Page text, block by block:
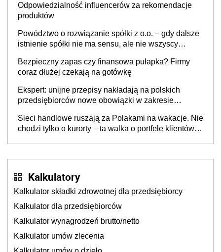
Odpowiedzialność influencerów za rekomendacje
produktów
Powództwo o rozwiązanie spółki z o.o. – gdy dalsze
istnienie spółki nie ma sensu, ale nie wszyscy
Bezpieczny zapas czy finansowa pułapka? Firmy
coraz dłużej czekają na gotówkę
Ekspert: unijne przepisy nakładają na polskich
przedsiębiorców nowe obowiązki w zakresie
Sieci handlowe ruszają za Polakami na wakacje. Nie
chodzi tylko o kurorty – ta walka o portfele klientów
Kalkulatory
Kalkulator składki zdrowotnej dla przedsiębiorcy
Kalkulator dla przedsiębiorców
Kalkulator wynagrodzeń brutto/netto
Kalkulator umów zlecenia